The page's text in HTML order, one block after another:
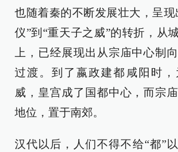
也随着秦的不断发展壮大，呈现
仪”到“重天子之威”的转折，从
上，已经展现出从宗庙中心制
过渡。到了嬴政建都咸阳时，
威，皇宫成了国都中心，而宗
地位，置于南郊。
汉代以后，人们不得不给“都”